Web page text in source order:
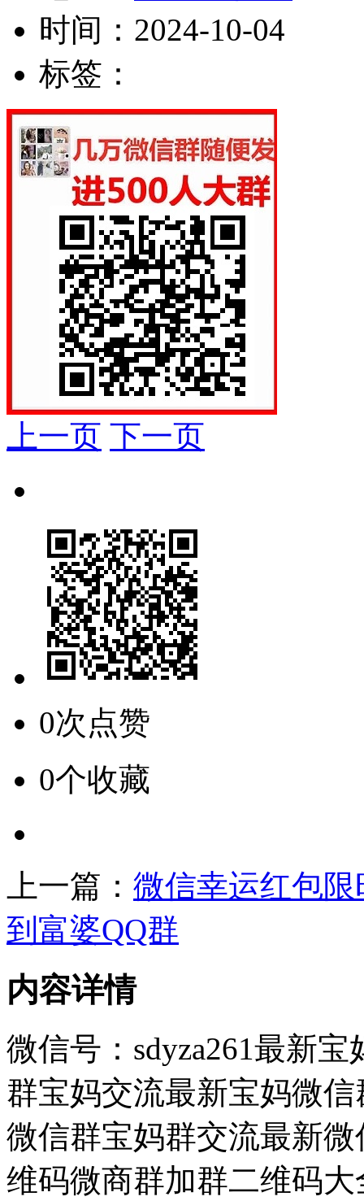
时间： 2024-10-04
标签：
上一页 下一页
0次点赞
0个收藏
上一篇： 微信幸运红包限
到富婆QQ群
内容详情
微信号：sdyza261最新
群宝妈交流最新宝妈微
微信群宝妈群交流最新
维码微商群加群二维码